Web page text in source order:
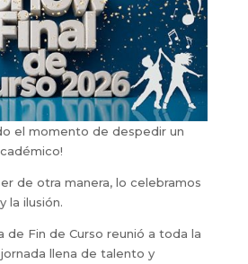
el momento de despedir un
de otra manera, lo celebramos
la ilusión.
de Fin de Curso reunió a toda la
llena de talento y